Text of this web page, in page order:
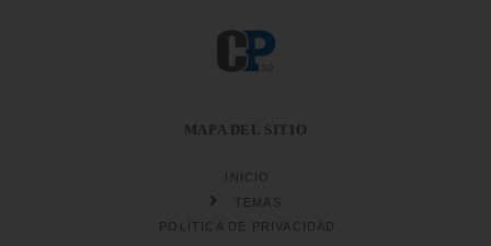
MAPA DEL SITIO
INICIO
TEMAS
POLÍTICA DE PRIVACIDAD